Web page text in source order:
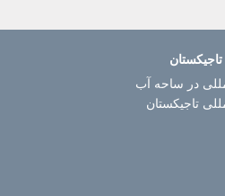
در ساحه آب
تاجیکستان